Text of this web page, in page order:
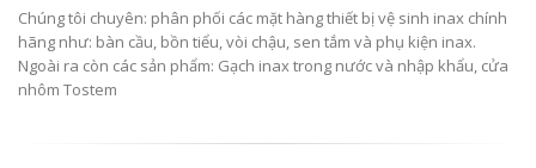
Chúng tôi chuyên: phân phối các mặt hàng thiết bị vệ sinh inax chính
hãng như: bàn cầu, bồn tiểu, vòi chậu, sen tắm và phụ kiện inax.
Ngoài ra còn các sản phẩm: Gạch inax trong nước và nhập khẩu, cửa
nhôm Tostem